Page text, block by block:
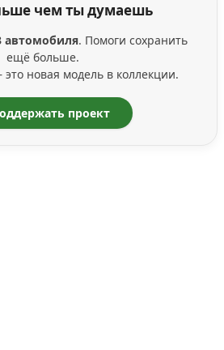
чем ты думаешь
автомобиля. Помоги сохранить
ещё больше.
новая модель в коллекции.
проект